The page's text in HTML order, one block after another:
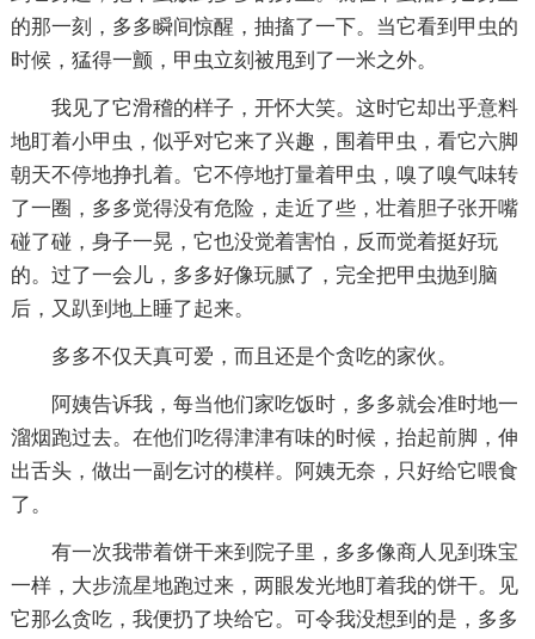
的那一刻，多多瞬间惊醒，抽搐了一下。当它看到甲虫的
时候，猛得一颤，甲虫立刻被甩到了一米之外。
我见了它滑稽的样子，开怀大笑。这时它却出乎意料
地盯着小甲虫，似乎对它来了兴趣，围着甲虫，看它六脚
朝天不停地挣扎着。它不停地打量着甲虫，嗅了嗅气味转
了一圈，多多觉得没有危险，走近了些，壮着胆子张开嘴
碰了碰，身子一晃，它也没觉着害怕，反而觉着挺好玩
的。过了一会儿，多多好像玩腻了，完全把甲虫抛到脑
后，又趴到地上睡了起来。
多多不仅天真可爱，而且还是个贪吃的家伙。
阿姨告诉我，每当他们家吃饭时，多多就会准时地一
溜烟跑过去。在他们吃得津津有味的时候，抬起前脚，伸
出舌头，做出一副乞讨的模样。阿姨无奈，只好给它喂食
了。
有一次我带着饼干来到院子里，多多像商人见到珠宝
一样，大步流星地跑过来，两眼发光地盯着我的饼干。见
它那么贪吃，我便扔了块给它。可令我没想到的是，多多